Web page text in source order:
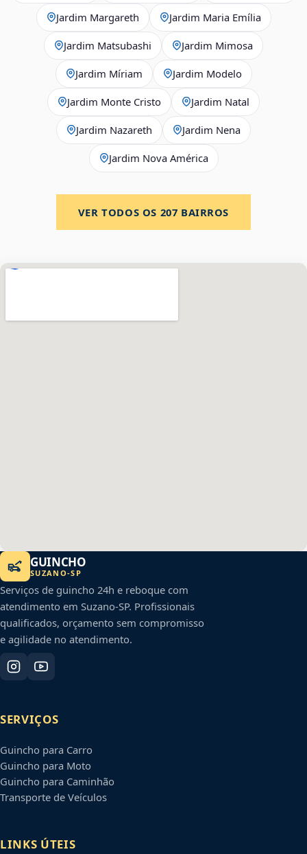
Jardim Margareth Jardim Maria Emília
Jardim Matsubashi Jardim Mimosa
Jardim Míriam Jardim Modelo
Jardim Monte Cristo Jardim Natal
Jardim Nazareth Jardim Nena
Jardim Nova América
VER TODOS OS 207 BAIRROS
GUINCHO
SUZANO-SP
Serviços de guincho 24h e reboque com
atendimento em Suzano-SP. Profissionais
qualificados, orçamento sem compromisso
e agilidade no atendimento.
SERVIÇOS
Guincho para Carro
Guincho para Moto
Guincho para Caminhão
Transporte de Veículos
LINKS ÚTEIS